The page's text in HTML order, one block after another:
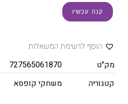
קנה עכשיו
הוסף לרשימת המשאלות
מק"ט
727565061870
קטגוריה
משחקי קופסא